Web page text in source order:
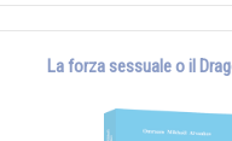
La forza sessuale o il